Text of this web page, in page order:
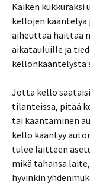
Kaiken
kellojen kääntelyä
aiheuttaa haittaa
aikatauluille ja
kellonkääntelystä
Jotta kello
tilanteissa, pitää
tai kääntäminen
kello kääntyy
tulee laitteen
mikä tahansa
hyvinkin